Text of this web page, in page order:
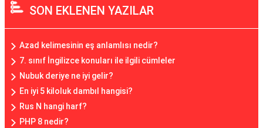
SON EKLENEN YAZILAR
Azad kelimesinin eş anlamlısı nedir?
7. sınıf İngilizce konuları ile ilgili cümleler
Nubuk deriye ne iyi gelir?
En iyi 5 kiloluk dambıl hangisi?
Rus N hangi harf?
PHP 8 nedir?